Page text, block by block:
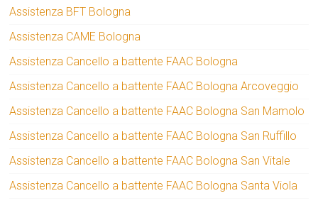
Assistenza BFT Bologna
Assistenza CAME Bologna
Assistenza Cancello a battente FAAC Bologna
Assistenza Cancello a battente FAAC Bologna Arcoveggio
Assistenza Cancello a battente FAAC Bologna San Mamolo
Assistenza Cancello a battente FAAC Bologna San Ruffillo
Assistenza Cancello a battente FAAC Bologna San Vitale
Assistenza Cancello a battente FAAC Bologna Santa Viola